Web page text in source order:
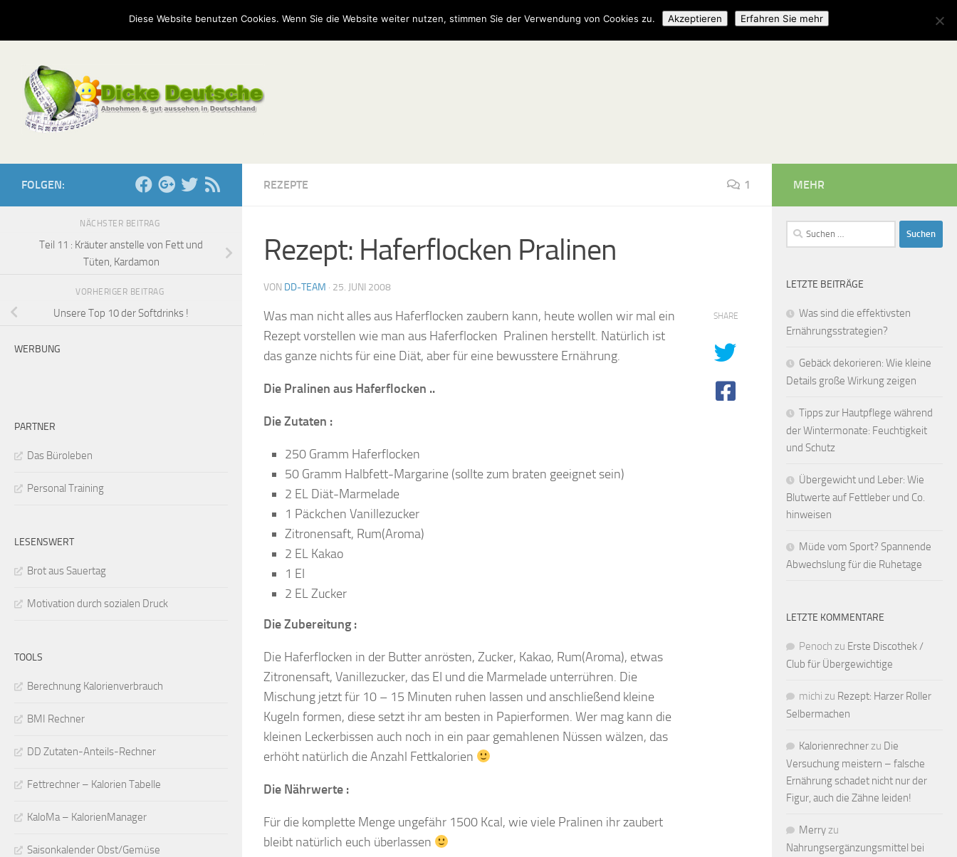
Kontakt Serien Umfragen
REZEPTE 1
Rezept: Haferflocken Pralinen
VON DD-TEAM · 25. JUNI 2008
Was man nicht alles aus Haferflocken zaubern kann, heute wollen wir mal ein
Rezept vorstellen wie man aus Haferflocken Pralinen herstellt. Natürlich ist
das ganze nichts für eine Diät, aber für eine bewusstere Ernährung.
Die Pralinen aus Haferflocken ..
Die Zutaten :
250 Gramm Haferflocken
50 Gramm Halbfett-Margarine (sollte zum braten geeignet sein)
2 EL Diät-Marmelade
1 Päckchen Vanillezucker
Zitronensaft, Rum(Aroma)
2 EL Kakao
1 EI
2 EL Zucker
Die Zubereitung :
Die Haferflocken in der Butter anrösten, Zucker, Kakao, Rum(Aroma), etwas
Zitronensaft, Vanillezucker, das EI und die Marmelade unterrühren. Die
Mischung jetzt für 10 – 15 Minuten ruhen lassen und anschließend kleine
Kugeln formen, diese setzt ihr am besten in Papierformen. Wer mag kann die
kleinen Leckerbissen auch noch in ein paar gemahlenen Nüssen wälzen, das
erhöht natürlich die Anzahl Fettkalorien
Die Nährwerte :
Für die komplette Menge ungefähr 1500 Kcal, wie viele Pralinen ihr zaubert
bleibt natürlich euch überlassen
SHARE
FOLGEN:
NÄCHSTER BEITRAG
Teil 11 : Kräuter anstelle von Fett und
Tüten, Kardamon
VORHERIGER BEITRAG
Unsere Top 10 der Softdrinks !
WERBUNG
PARTNER
Das Büroleben
Personal Training
LESENSWERT
Brot aus Sauertag
Motivation durch sozialen Druck
TOOLS
Berechnung Kalorienverbrauch
BMI Rechner
DD Zutaten-Anteils-Rechner
Fettrechner – Kalorien Tabelle
KaloMa – KalorienManager
Saisonkalender Obst/Gemüse
MEHR
Suchen
nach:
LETZTE BEITRÄGE
Was sind die effektivsten
Ernährungsstrategien?
Gebäck dekorieren: Wie kleine
Details große Wirkung zeigen
Tipps zur Hautpflege während
der Wintermonate: Feuchtigkeit
und Schutz
Übergewicht und Leber: Wie
Blutwerte auf Fettleber und Co.
hinweisen
Müde vom Sport? Spannende
Abwechslung für die Ruhetage
LETZTE KOMMENTARE
Penoch zu Erste Discothek /
Club für Übergewichtige
michi zu Rezept: Harzer Roller
Selbermachen
Kalorienrechnerzu Die
Versuchung meistern – falsche
Ernährung schadet nicht nur der
Figur, auch die Zähne leiden!
Merryzu
Nahrungsergänzungsmittel bei
Diese Website benutzen Cookies. Wenn Sie die Website weiter nutzen, stimmen Sie der Verwendung von Cookies zu. Akzeptieren Erfahren Sie mehr